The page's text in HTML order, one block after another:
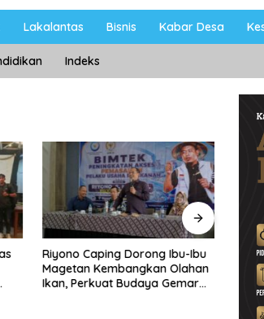
Lakalantas Bisnis Kabar Desa
Indeks
Riyono Caping Dorong Ibu-Ibu
Magetan Kembangkan Olahan
Ikan, Perkuat Budaya Gemar